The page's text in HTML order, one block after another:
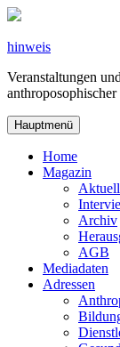
Zum
springen
hinweis
Veranstaltungen
Hauptmenü
Home
Magazin
Archiv
AGB
Mediadaten
Adressen